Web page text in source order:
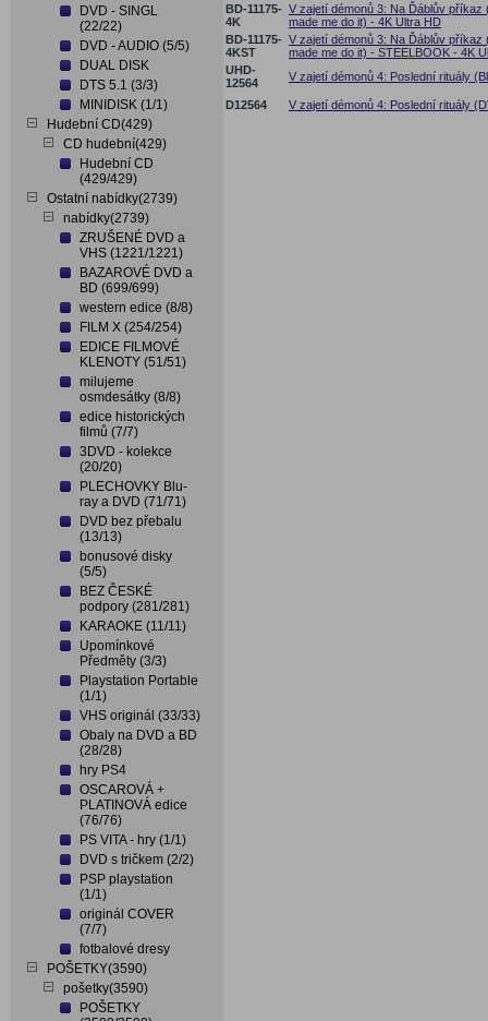
DVD - SINGL
(22/22)
DVD - AUDIO (5/5)
DUAL DISK
DTS 5.1 (3/3)
MINIDISK (1/1)
Hudební CD(429)
CD hudební(429)
Hudební CD
(429/429)
Ostatní nabídky(2739)
nabídky(2739)
ZRUŠENÉ DVD a
VHS (1221/1221)
BAZAROVÉ DVD a
BD (699/699)
western edice (8/8)
FILM X (254/254)
EDICE FILMOVÉ
KLENOTY (51/51)
milujeme
osmdesátky (8/8)
edice historických
filmů (7/7)
3DVD - kolekce
(20/20)
PLECHOVKY Blu-
ray a DVD (71/71)
DVD bez přebalu
(13/13)
bonusové disky
(5/5)
BEZ ČESKÉ
podpory (281/281)
KARAOKE (11/11)
Upomínkové
Předměty (3/3)
Playstation Portable
(1/1)
VHS originál (33/33)
Obaly na DVD a BD
(28/28)
hry PS4
OSCAROVÁ +
PLATINOVÁ edice
(76/76)
PS VITA - hry (1/1)
DVD s tričkem (2/2)
PSP playstation
(1/1)
originál COVER
(7/7)
fotbalové dresy
POŠETKY(3590)
pošetky(3590)
POŠETKY
BD-11175-
4K
V zajetí démonů 3: Na Ďáblův
made me do it) - 4K Ultra HD
BD-11175-
4KST
V zajetí démonů 3: Na Ďáblův
made me do it) - STEELBOOK - 4K
UHD-
12564
V zajetí démonů 4: Poslední rituály
D12564 V zajetí démonů 4: Poslední rituály